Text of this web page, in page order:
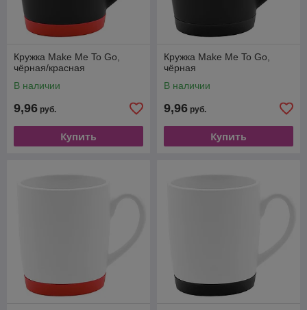
Кружка Make Me To Go,
чёрная/красная
В наличии
9,96 руб.
Купить
Кружка Make Me To Go,
чёрная
В наличии
9,96 руб.
Купить